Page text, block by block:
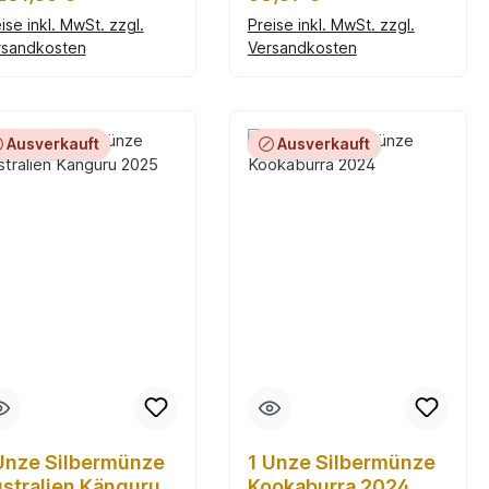
inkl. MwSt. zzgl.
In den Warenkorb
Preise inkl. MwSt. zzgl.
Versandkosten
In den Warenkorb
Ausverkauft
Silbermünze
Ausverkauft
1 Unze Silbermünze